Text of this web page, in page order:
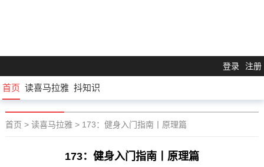
登录 注册
首页 读喜马拉雅 抖知识
首页 > 读喜马拉雅> 173：健身入门指南丨原理篇
173：健身入门指南丨原理篇